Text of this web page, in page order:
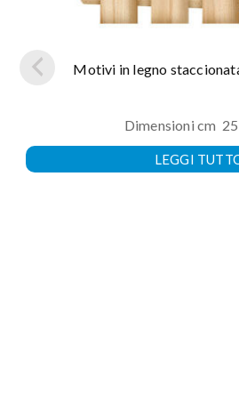
Motivi in legno
Dimensioni cm
LEGGI